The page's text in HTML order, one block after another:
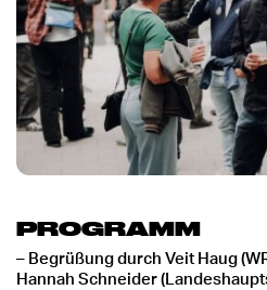
PROGRAMM
– Begrüßung durch Veit Haug
Hannah Schneider